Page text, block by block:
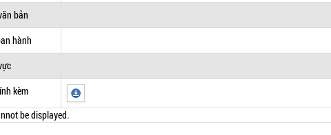
bản
hành
kèm
be displayed.